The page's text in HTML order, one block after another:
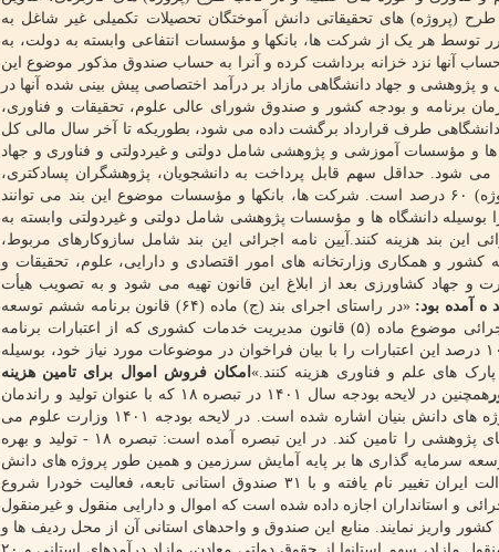
(پروژه) های تحقیقاتی دانش آموختگان تحصیلات تکمیلی غیر شاغل به
هر یک از شرکت ها، بانکها و مؤسسات انتفاعی وابسته به دولت، به
آنها نزد خزانه برداشت کرده و آنرا به حساب صندوق مذکور موضوع این
و پژوهشی و جهاد دانشگاهی مازاد بر درآمد اختصاصی پیش بینی شده آنها در
برنامه و بودجه کشور و صندوق شورای عالی علوم، تحقیقات و فناوری،
طرف قرارداد برگشت داده می شود، بطوریکه تا آخر سال مالی کل
ها و مؤسسات آموزشی و پژوهشی شامل دولتی و غیردولتی و فناوری و جهاد
شود. حداقل سهم قابل پرداخت به دانشجویان، پژوهشگران پسادکتری،
و نیروهای کارورز از مبلغ هر طرح (پروژه) ۶۰ درصد است. شرکت ها، بانکها و مؤسسات موضوع این بند می توانند
پژوهشی مذکور را بوسیله دانشگاه ها و مؤسسات پژوهشی شامل دولتی و غیردولتی وابسته به
بند هزینه کنند.آیین نامه اجرائی این بند شامل سازوکارهای مربوط،
و همکاری وزارتخانه های امور اقتصادی و دارایی، علوم، تحقیقات و
جهاد کشاورزی بعد از ابلاغ این قانون تهیه می شود و به تصویب هیأت
«در راستای اجرای بند (ج) ماده (۶۴) قانون برنامه ششم توسعه
، کلیه دستگاه های اجرائی موضوع ماده (۵) قانون مدیریت خدمات کشوری که از اعتبارات برنامه
(پژوهش های کاربردی) استفاده می نمایند، مکلفند حداقل معادل ۱۰ درصد این اعتبارات را با بیان فراخوان در موضوعات مورد نیاز خود، بوسیله
های علم و فناوری هزینه کنند.»امکان فروش اموال برای تامین هزینه
همچنین در لایحه بودجه سال ۱۴۰۱ در تبصره ۱۸ که با عنوان تولید و راندمان
آمده است، به موضوع رشد و پیشرفت کشور با بهره گیری از پروژه های دانش بنیان اشاره شده است. در لایحه بودجه ۱۴۰۱ وزارت علوم می
تواند از محل فروش اموال، قسمتی از بودجه پشتیبانی از طرح های پژوهشی را تامین کند. در این تبصره آمده است: تبصره ۱۸ - تولید و بهره
سرمایه گذاری ها بر پایه آمایش سرزمین و همین طور پروژه های دانش
بنیان و پیشران، صندوق کارآفرینی امید به صندوق پیشرفت و عدالت ایران تغییر نام یافته و با ۳۱ صندوق استانی تابعه، فعالیت خودرا شروع
۱۸ به روسای دستگاه های اجرائی و استانداران اجازه داده شده است که اموال و دارایی منقول و غیرمنقول
واریز نمایند. منابع این صندوق و واحدهای استانی آن از محل ردیف ها و